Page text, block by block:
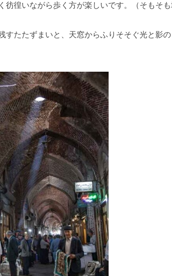
彷徨いながら歩く方が楽しいです。（そもそ
すたたずまいと、天窓からふりそそぐ光と影の